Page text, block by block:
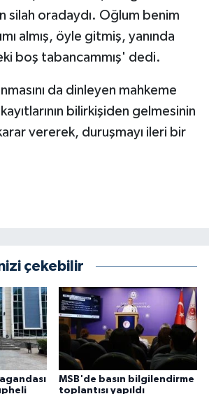
silah oradaydı. Oğlum benim
almış, öyle gitmiş, yanında
boş tabancammış' dedi.
da dinleyen mahkeme
bilirkişiden gelmesinin
vererek, duruşmayı ileri bir
çekebilir
MSB'de basın bilgilendirme
toplantısı yapıldı